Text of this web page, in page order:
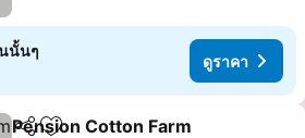
นั้นๆ
ดูราคา
Pension Cotton Farm